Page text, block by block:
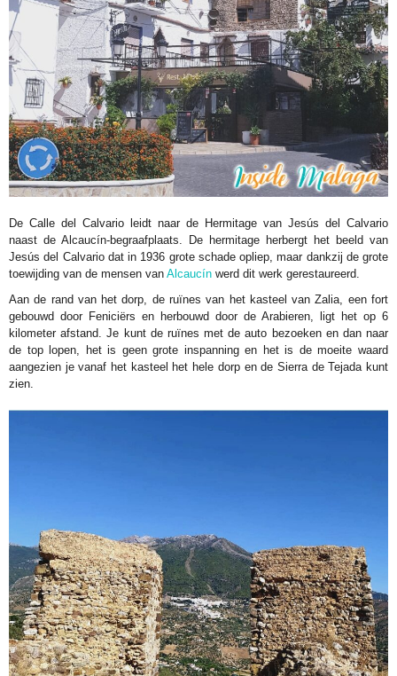
De Calle del Calvario leidt naar de Hermitage van Jesús del Calvario
naast de Alcaucín-begraafplaats. De hermitage herbergt het beeld van
Jesús del Calvario dat in 1936 grote schade opliep, maar dankzij de grote
toewijding van de mensen van Alcaucín werd dit werk gerestaureerd.
Aan de rand van het dorp, de ruïnes van het kasteel van Zalia, een fort
gebouwd door Feniciërs en herbouwd door de Arabieren, ligt het op 6
kilometer afstand. Je kunt de ruïnes met de auto bezoeken en dan naar
de top lopen, het is geen grote inspanning en het is de moeite waard
aangezien je vanaf het kasteel het hele dorp en de Sierra de Tejada kunt
zien.